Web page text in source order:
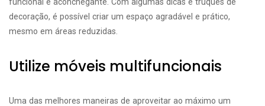
decoração, é possível criar um espaço agradável e prático,
mesmo em áreas reduzidas.
Utilize móveis multifuncionais
Uma das melhores maneiras de aproveitar ao máximo um